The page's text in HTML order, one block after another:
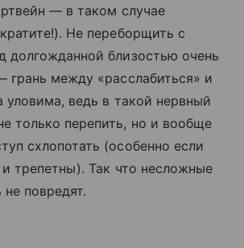
— в таком случае
Не переборщить с
долгожданной близостью очень
грань между «расслабиться» и
уловима, ведь в такой нервный
только перепить, но и вообще
схлопотать (особенно если
трепетны). Так что несложные
повредят.